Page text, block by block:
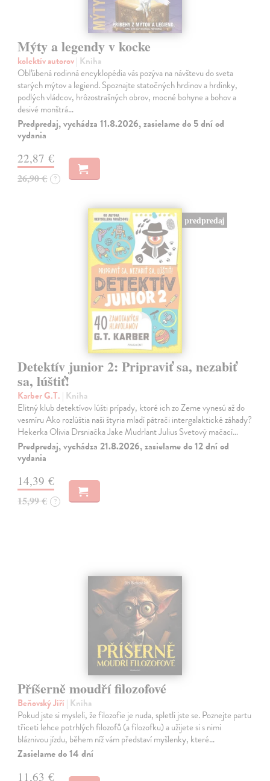
Mýty a legendy v kocke
kolektív autorov| Kniha
Obľúbená rodinná encyklopédia vás pozýva na návštevu do sveta
starých mýtov a legiend. Spoznajte statočných hrdinov a hrdinky,
podlých vládcov, hrôzostrašných obrov, mocné bohyne a bohov a
desivé monštrá…
Predpredaj, vychádza 11.8.2026, zasielame do 5 dní od
vydania
22,87 €
26,90 € ?
predpredaj
Detektív junior 2: Pripraviť sa, nezabiť
sa, lúštiť!
Karber G.T. | Kniha
Elitný klub detektívov lúšti prípady, ktoré ich zo Zeme vynesú až do
vesmíru Ako rozlúštia naši štyria mladí pátrači intergalaktické záhady?
Hekerka Olivia Drsniačka Jake Mudrlant Julius Svetový mačací…
Predpredaj, vychádza 21.8.2026, zasielame do 12 dní od
vydania
14,39 €
15,99 € ?
Příšerně moudří filozofové
Beňovský Jiří | Kniha
Pokud jste si mysleli, že filozofie je nuda, spletli jste se. Poznejte partu
třiceti lehce potrhlých filozofů (a filozofku) a užijete si s nimi
bláznivou jízdu, během níž vám představí myšlenky, které…
Zasielame do 14 dní
11,63 €